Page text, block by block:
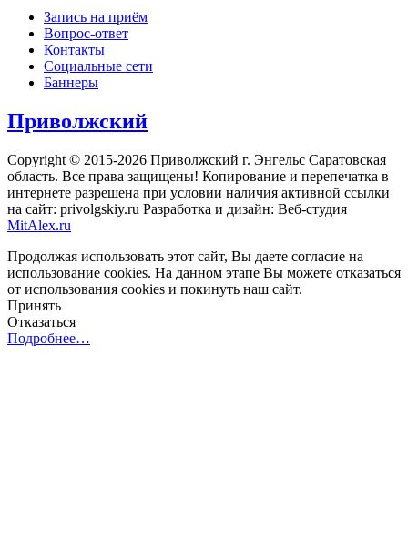
Запись на приём
Вопрос-ответ
Контакты
Социальные сети
Баннеры
Приволжский
Copyright © 2015-2026 Приволжский г. Энгельс Саратовская
область. Все права защищены! Копирование и перепечатка в
интернете разрешена при условии наличия активной ссылки
на сайт: privolgskiy.ru Разработка и дизайн: Веб-студия
MitAlex.ru
Продолжая использовать этот сайт, Вы даете согласие на
использование cookies. На данном этапе Вы можете отказаться
от использования cookies и покинуть наш сайт.
Принять
Отказаться
Подробнее…